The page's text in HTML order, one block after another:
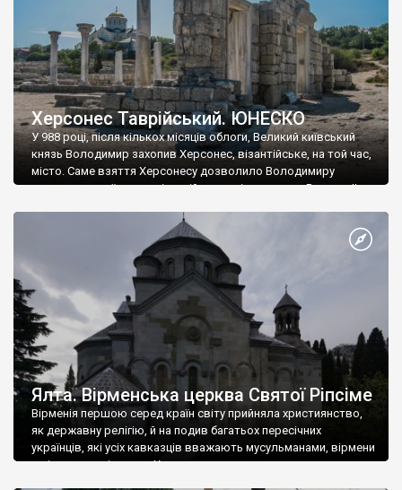
Херсонес Таврійський. ЮНЕСКО
У 988 році, після кількох місяців облоги, Великий київський
князь Володимир захопив Херсонес, візантійське, на той час,
місто. Саме взяття Херсонесу дозволило Володимиру
диктувати свої умови візантійському імператору Василю ІІ, та
Херсонесі Володимир-язичник, став Василем-християнином.
А потім було Хрещення Русі. На честь Херсонесу Таврійського
Ялта. Вірменська церква Святої Ріпсіме
Вірменія першою серед країн світу прийняла християнство,
як державну релігію, й на подив багатьох пересічних
українців, які усіх кавказців вважають мусульманами, вірмени
є відданими вірянами Христа